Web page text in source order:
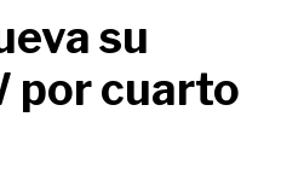
su
por cuarto